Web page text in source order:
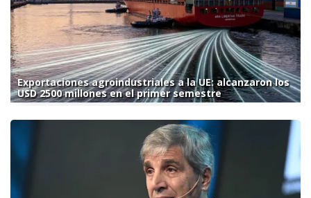
Exportaciones agroindustriales a la UE: alcanzaron los
USD 2500 millones en el primer semestre